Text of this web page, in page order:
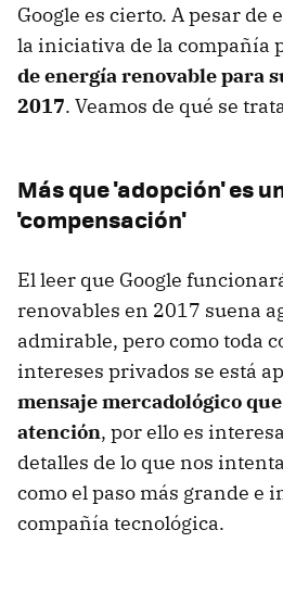
Google es cierto. A pesar de
la iniciativa de la compañía
de energía renovable para
2017. Veamos de qué se
Más que 'adopción' es
'compensación'
El leer que Google
renovables en 2017 suena
admirable, pero como toda
intereses privados se está
mensaje mercadológico
atención, por ello es
detalles de lo que nos
como el paso más grande e
compañía tecnológica.